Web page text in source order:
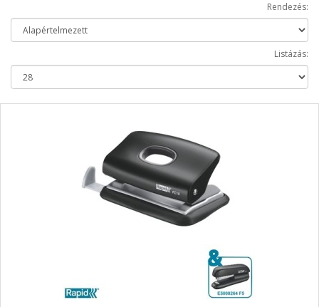
Rendezés:
Listázás: